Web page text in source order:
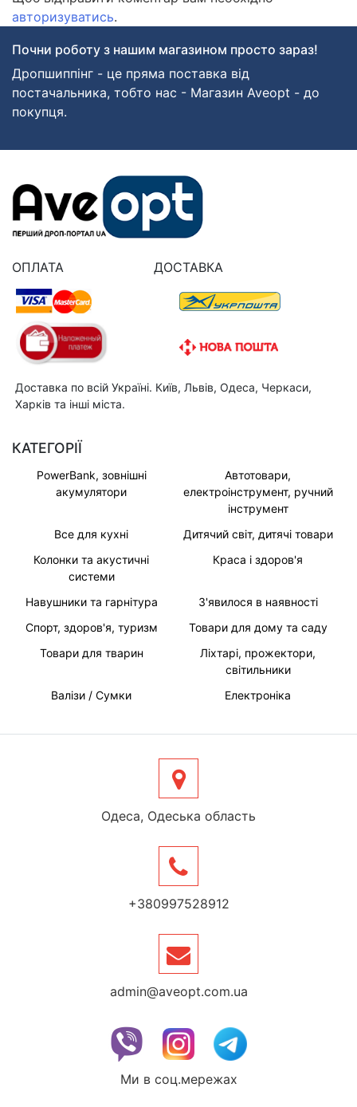
авторизуватись.
Почни роботу з нашим магазином просто зараз!
Дропшиппінг - це пряма поставка від
постачальника, тобто нас - Магазин Aveopt - до
покупця.
ОПЛАТА ДОСТАВКА
Доставка по всій Україні. Київ, Львів, Одеса, Черкаси,
Харків та інші міста.
КАТЕГОРІЇ
PowerBank, зовнішні
акумулятори
Автотовари,
електроінструмент, ручний
інструмент
Все для кухні
Дитячий світ, дитячі товари
Колонки та акустичні
системи
Краса і здоров'я
Навушники та гарнітура
З'явилося в наявності
Спорт, здоров'я, туризм
Товари для дому та саду
Товари для тварин
Ліхтарі, прожектори,
світильники
Валізи / Сумки
Електроніка
Одеса, Одеська область
+380997528912
admin@aveopt.com.ua
Ми в соц.мережах